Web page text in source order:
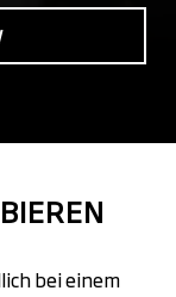
bei einem